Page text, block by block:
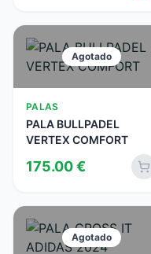
Agotado
PALAS
PALA BULLPADEL
VERTEX COMFORT
175.00€
Agotado